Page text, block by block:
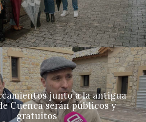
junto a la antigua
Cuenca serán públicos y
gratuitos